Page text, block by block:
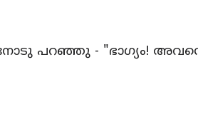
പറഞ്ഞു - "ഭാഗ്യം!